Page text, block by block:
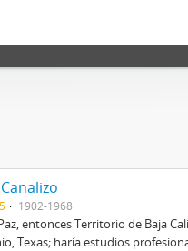
1902-1968
entonces Territorio de Baja
Texas; haría estudios